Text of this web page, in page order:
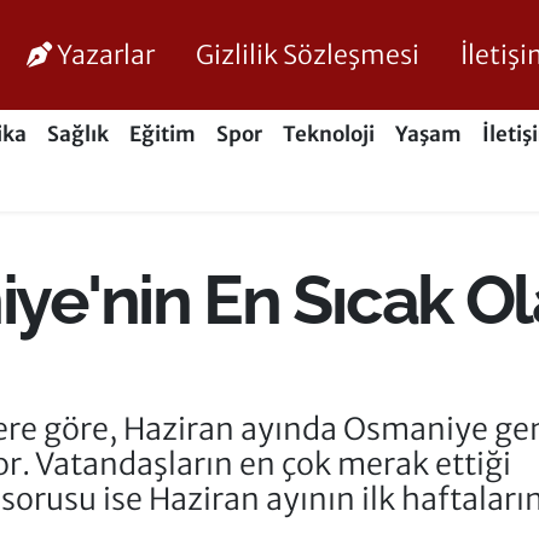
Yazarlar Gizlilik Sözleşmesi
Sağlık Eğitim Spor Teknoloji Yaşam
En Sıcak
göre, Haziran ayında Osmaniye
Vatandaşların en çok merak ettiği
ise Haziran ayının ilk